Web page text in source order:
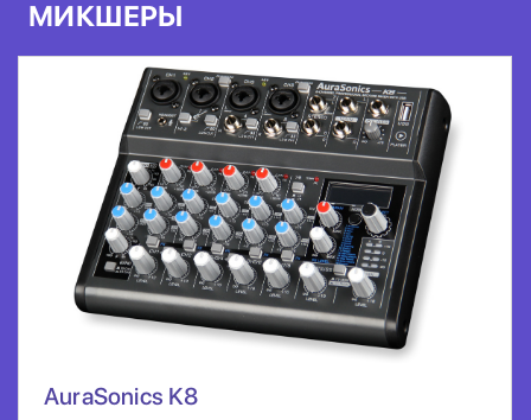
МИКШЕРЫ
AuraSonics K8